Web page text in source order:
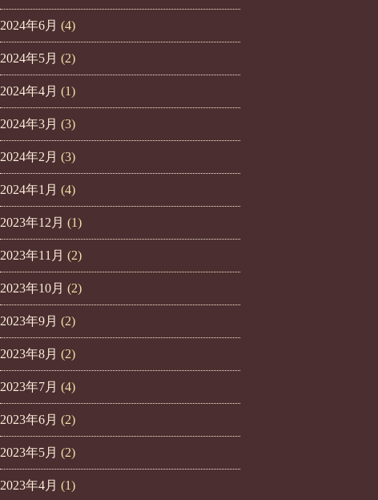
2024年6月 (4)
2024年5月 (2)
2024年4月 (1)
2024年3月 (3)
2024年2月 (3)
2024年1月 (4)
2023年12月 (1)
2023年11月 (2)
2023年10月 (2)
2023年9月 (2)
2023年8月 (2)
2023年7月 (4)
2023年6月 (2)
2023年5月 (2)
2023年4月 (1)